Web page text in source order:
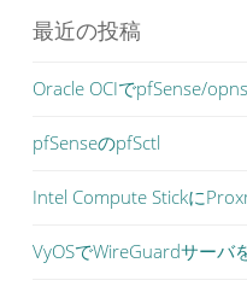
最近の投稿
Oracle OCIでpfSense/
pfSenseのpfSctl
Intel Compute Stickに
VyOSでWireGuardサーバ